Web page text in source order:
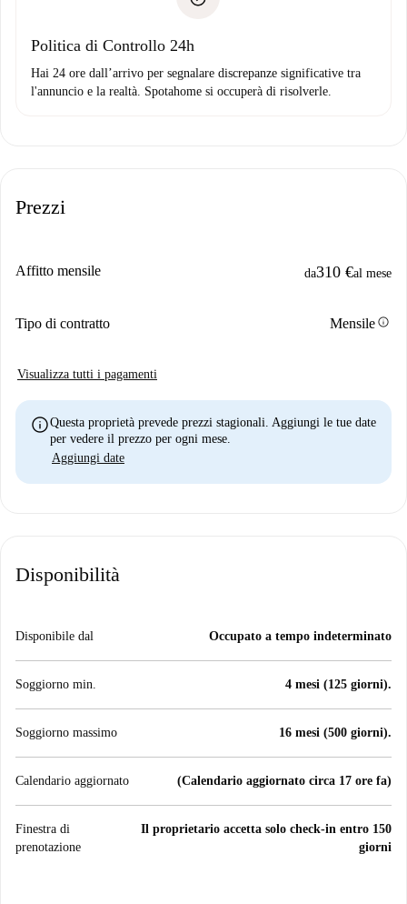
Domiciliazione del pagamento
Politica di Controllo 24h
Hai 24 ore dall’arrivo per segnalare discrepanze significative tra
l'annuncio e la realtà. Spotahome si occuperà di risolverle.
Prezzi
Affitto mensile da310 €al mese
Tipo di contratto Mensileinfo
Visualizza tutti i pagamenti
infoQuesta proprietà prevede prezzi stagionali. Aggiungi le tue date
per vedere il prezzo per ogni mese.
Aggiungi date
Disponibilità
Disponibile dal Occupato a tempo indeterminato
Soggiorno min. 4 mesi (125 giorni).
Soggiorno massimo 16 mesi (500 giorni).
Calendario aggiornato (Calendario aggiornato circa 17 ore fa)
Finestra di
prenotazione
Il proprietario accetta solo check-in entro 150
giorni